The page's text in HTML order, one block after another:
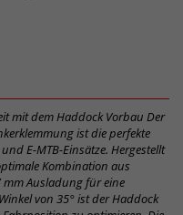
mit dem Haddock Vorbau Der
ist die perfekte
E-MTB-Einsätze. Hergestellt
Kombination aus
mm Ausladung für eine
von 35° ist der Haddock